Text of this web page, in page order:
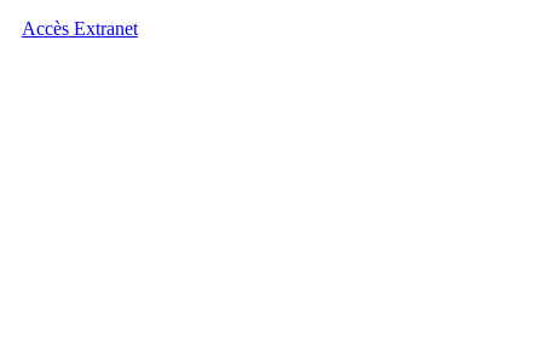
Accès Extranet